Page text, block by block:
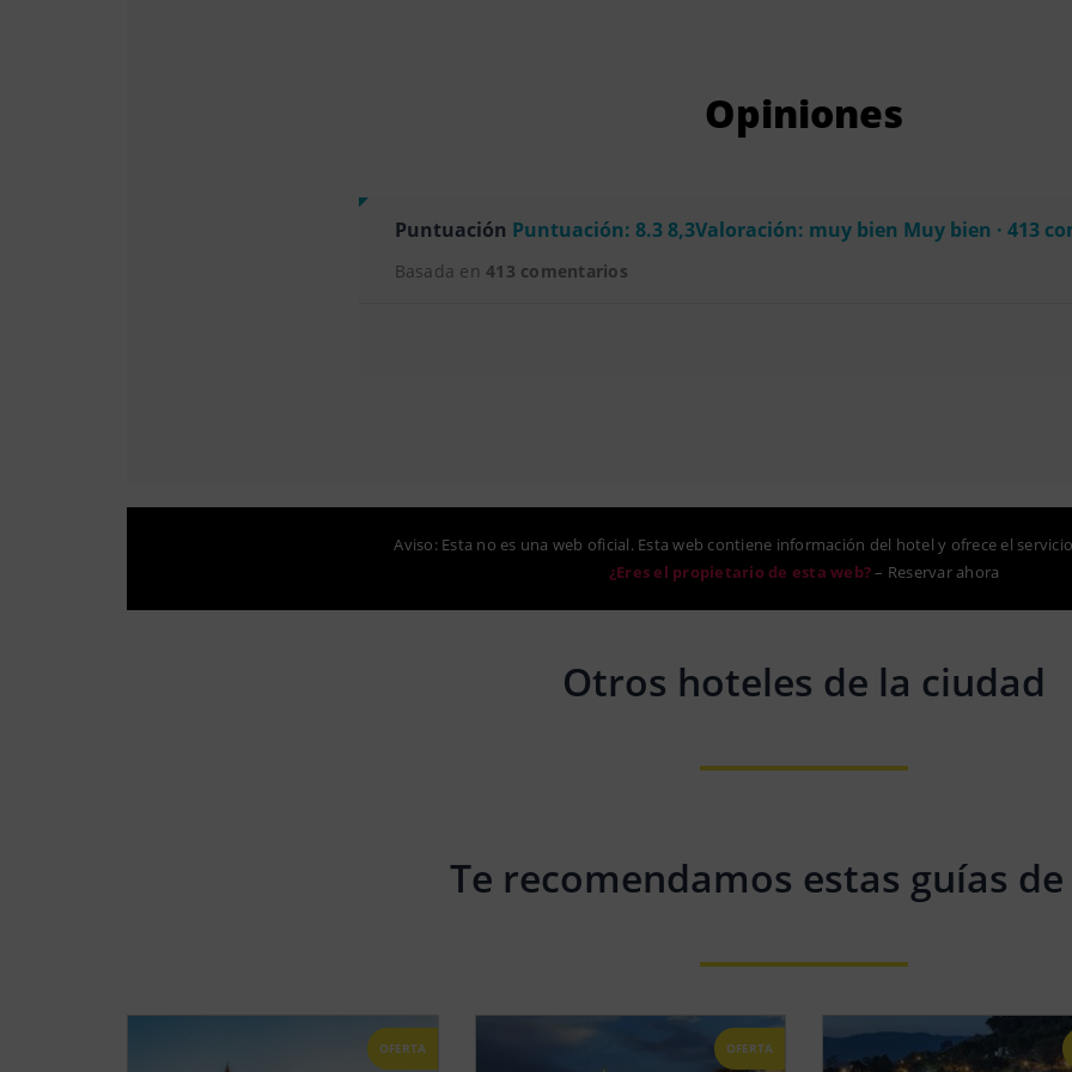
Opiniones
Puntuación Puntuación: 8.3 8,3Valoración: muy bien Muy bien · 413
Basada en413 comentarios
Aviso: Esta no es una web oficial. Esta web contiene información del hotel y ofrece el
¿Eres el propietario de esta web?– Reservar ahora
Otros hoteles de la ciudad
Te recomendamos estas guías
OFERTA OFERTA